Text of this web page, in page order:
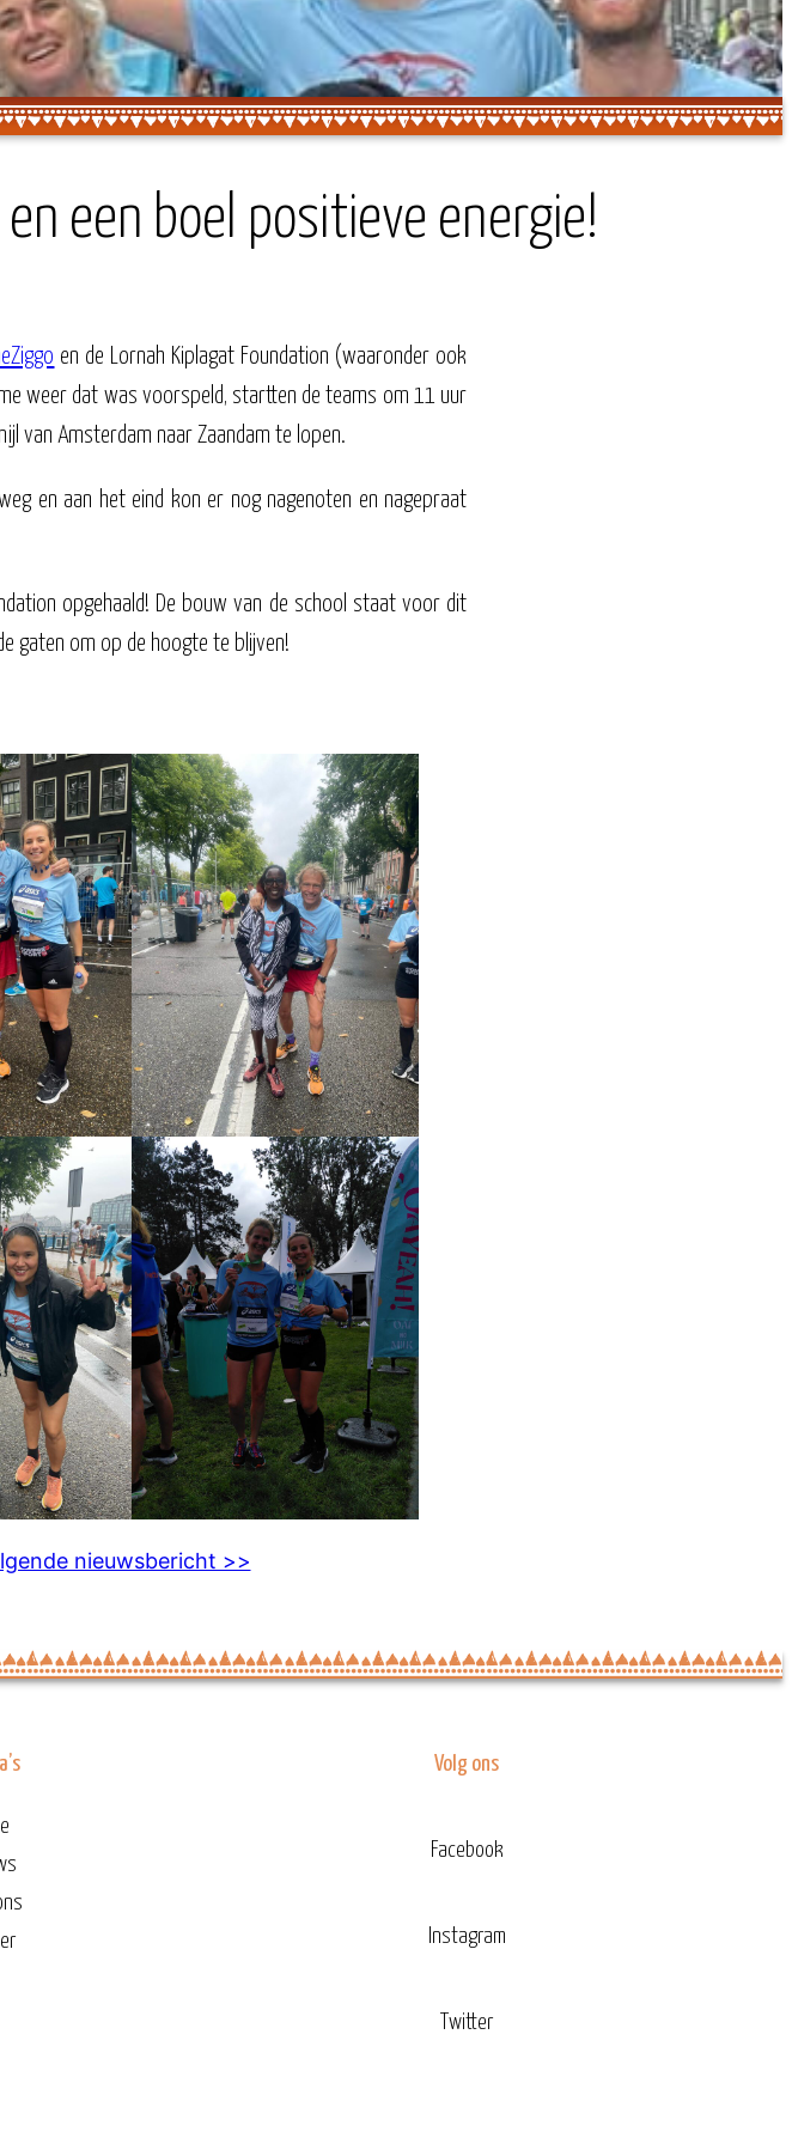
een boel positieve energie!
en de Lornah Kiplagat Foundation (waaronder ook
weer dat was voorspeld, startten de teams om 11 uur
van Amsterdam naar Zaandam te lopen.
en aan het eind kon er nog nagenoten en nagepraat
opgehaald! De bouw van de school staat voor dit
gaten om op de hoogte te blijven!
nieuwsbericht >>
Volg ons
Facebook
Instagram
Twitter